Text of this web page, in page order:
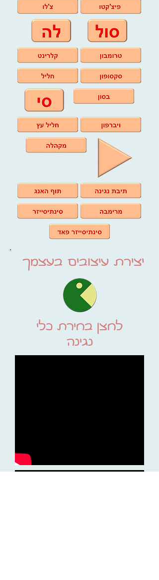
יצירת עיצובים בעצמך
לחצן בחירת כלי
נגינה